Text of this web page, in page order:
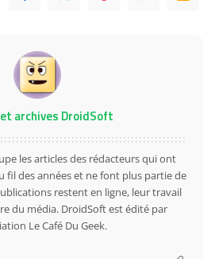
archives DroidSoft
les articles des rédacteurs qui ont
fil des années et ne font plus partie de
restent en ligne, leur travail
du média. DroidSoft est édité par
Le Café Du Geek.